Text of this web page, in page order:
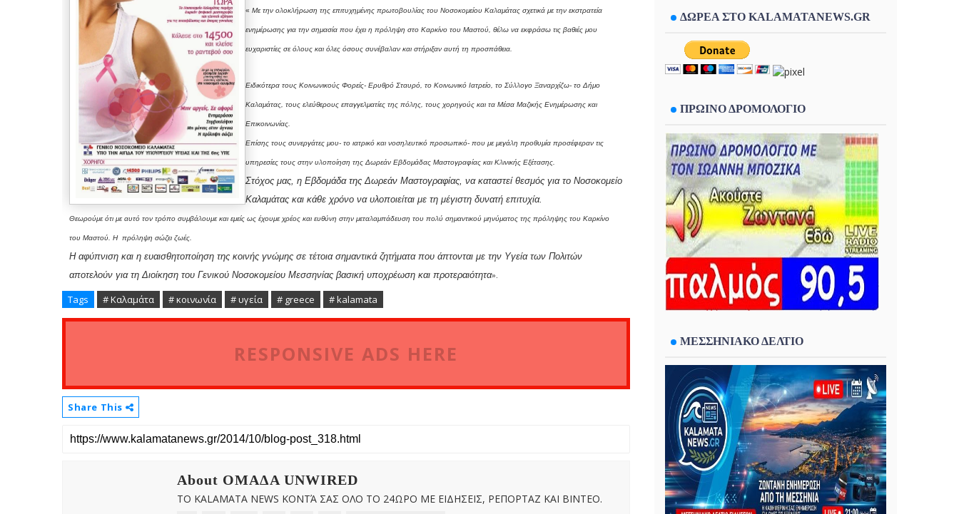
« Με την ολοκλήρωση της επιτυχημένης πρωτοβουλίας του Νοσοκομείου Καλαμάτας σχετικά με την εκστρατεία
ενημέρωσης για την σημασία που έχει η πρόληψη στο Καρκίνο του Μαστού, θέλω να εκφράσω τις βαθιές μου
ευχαριστίες σε όλους και όλες όσους συνέβαλαν και στήριξαν αυτή τη προσπάθεια.
Ειδικότερα τους Κοινωνικούς Φορείς- Ερυθρό Σταυρό, το Κοινωνικό Ιατρείο, το Σύλλογο Ξαναρχίζω- το Δήμο
Καλαμάτας, τους ελεύθερους επαγγελματίες της πόλης, τους χορηγούς και τα Μέσα Μαζικής Ενημέρωσης και
Επικοινωνίας.
Επίσης τους συνεργάτες μου- το ιατρικό και νοσηλευτικό προσωπικό- που με μεγάλη προθυμία προσέφεραν τις
υπηρεσίες τους στην υλοποίηση της Δωρεάν Εβδομάδας Μαστογραφίας και Κλινικής Εξέτασης.
Στόχος μας, η Εβδομάδα της Δωρεάν Μαστογραφίας, να καταστεί θεσμός για το Νοσοκομείο
Καλαμάτας και κάθε χρόνο να υλοποιείται με τη μέγιστη δυνατή επιτυχία.
Θεωρούμε ότι με αυτό τον τρόπο συμβάλουμε και εμείς ως έχουμε χρέος και ευθύνη στην μεταλαμπάδευση του πολύ σημαντικού μηνύματος της πρόληψης του Καρκίνο
του Μαστού. Η πρόληψη σώζει ζωές.
Η αφύπνιση και η ευαισθητοποίηση της κοινής γνώμης σε τέτοια σημαντικά ζητήματα που άπτονται με την Υγεία των Πολιτών
αποτελούν για τη Διοίκηση του Γενικού Νοσοκομείου Μεσσηνίας βασική υποχρέωση και προτεραιότητα».
Tags # Καλαμάτα # κοινωνία # υγεία # greece # kalamata
RESPONSIVE ADS HERE
Share This
About OMAΔΑ UNWIRED
ΤΟ KALAMATA NEWS ΚΟΝΤΆ ΣΑΣ ΟΛΟ ΤΟ 24ΩΡΟ ΜΕ ΕΙΔΗΣΕΙΣ, ΡΕΠΟΡΤΑΖ ΚΑΙ ΒΙΝΤΕΟ.
ΔΩΡΕΑ ΣΤΟ KALAMATANEWS.GR
ΠΡΩΙΝΟ ΔΡΟΜΟΛΟΓΙΟ
ΜΕΣΣΗΝΙΑΚΟ ΔΕΛΤΙΟ